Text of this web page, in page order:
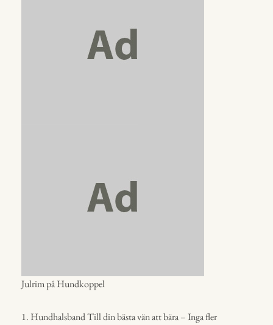
Julrim på Hundkoppel
1. Hundhalsband Till din bästa vän att bära – Inga fler